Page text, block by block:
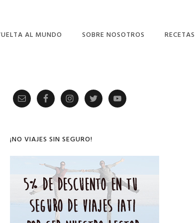
AL MUNDO SOBRE NOSOTROS RECETAS
Primary
Sidebar
¡NO VIAJES SIN SEGURO!